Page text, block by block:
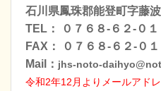
石川県鳳珠郡能登町字藤
TEL： ０７６８-６２-０１
FAX： ０７６８-６２-０１
Mail： jhs-noto-
令和2年12月よりメールアド